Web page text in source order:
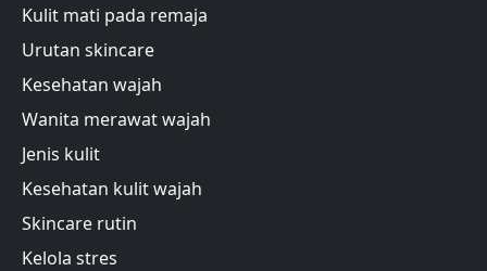
Kulit mati pada remaja
Urutan skincare
Kesehatan wajah
Wanita merawat wajah
Jenis kulit
Kesehatan kulit wajah
Skincare rutin
Kelola stres